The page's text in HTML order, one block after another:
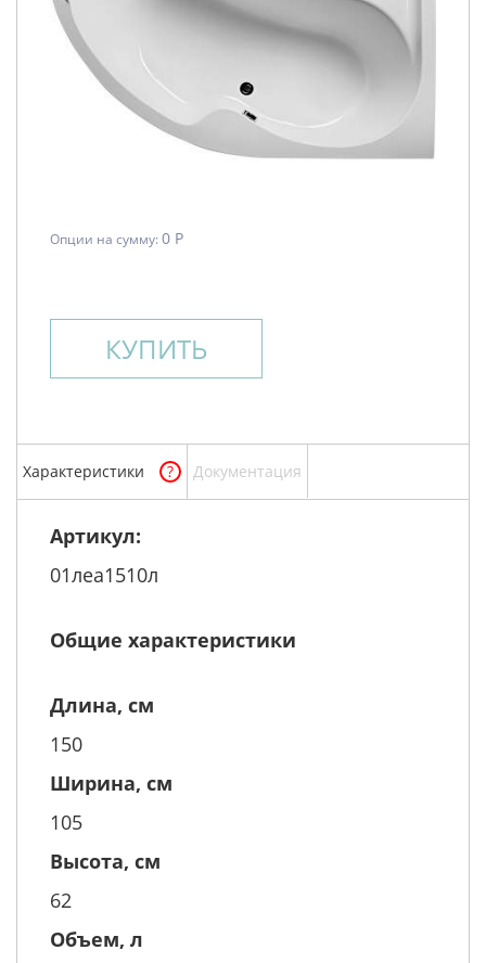
Опции на сумму: 0 Р
КУПИТЬ
Характеристики ? Документация
Артикул:
01леа1510л
Общие характеристики
Длина, см
150
Ширина, см
105
Высота, см
62
Объем, л